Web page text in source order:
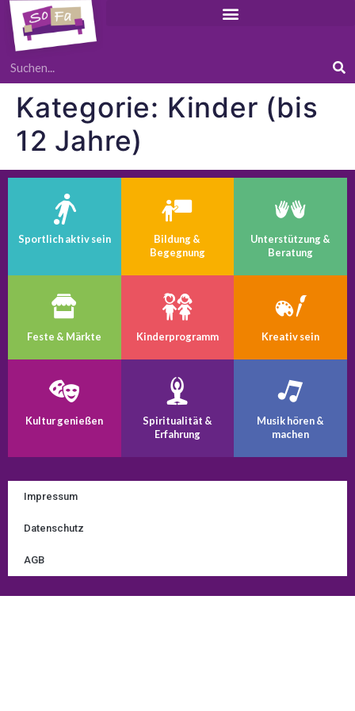
Kategorie: Kinder (bis
12 Jahre)
Sportlich aktiv sein
Bildung &
Begegnung
Unterstützung &
Beratung
Feste & Märkte Kinder­programm Kreativ sein
Kultur genießen
Spiritualität &
Erfahrung
Musik hören &
machen
Impressum
Datenschutz
AGB